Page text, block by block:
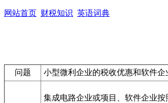
网站首页 财税知识 英语词典
问题 小型微利企业的税收优惠和软件
集成电路企业或项目、软件企业